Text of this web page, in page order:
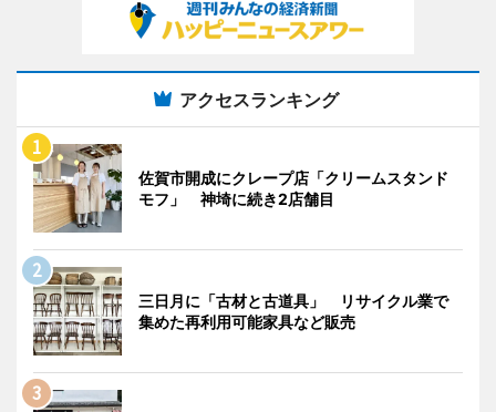
アクセスランキング
佐賀市開成にクレープ店「クリームスタンド
モフ」 神埼に続き2店舗目
三日月に「古材と古道具」 リサイクル業で
集めた再利用可能家具など販売